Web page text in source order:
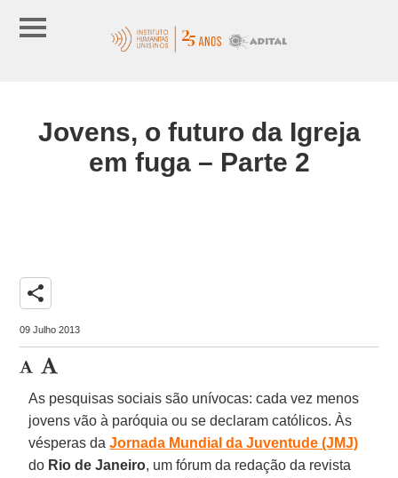
Jovens, o futuro da Igreja
em fuga – Parte 2
share
09 Julho 2013
As pesquisas sociais são unívocas: cada vez menos
jovens vão à paróquia ou se declaram católicos. Às
vésperas daJornada Mundial da Juventude (JMJ)
do Rio de Janeiro, um fórum da redação da revista